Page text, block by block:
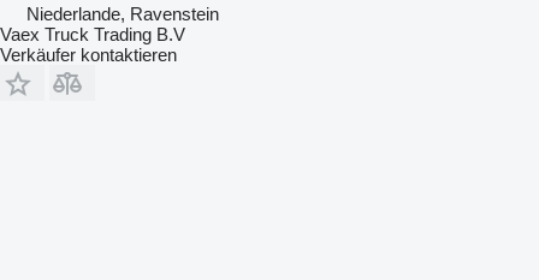
Niederlande, Ravenstein
Vaex Truck Trading B.V
Verkäufer kontaktieren